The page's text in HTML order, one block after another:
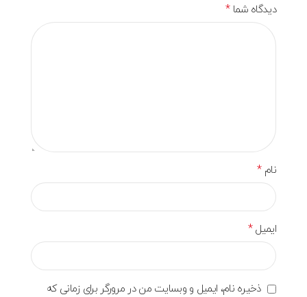
دیدگاه شما*
نام*
ایمیل*
ذخیره نام، ایمیل و وبسایت من در مرورگر برای زمانی که